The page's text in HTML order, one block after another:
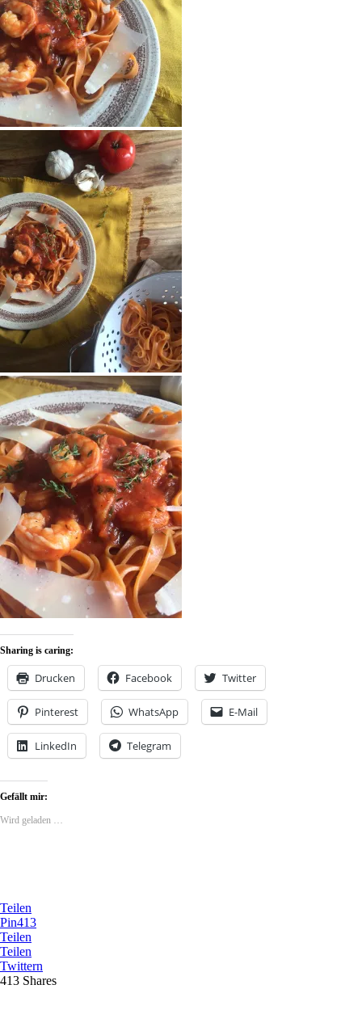
Sharing is caring:
Drucken Facebook Twitter
Pinterest WhatsApp E-Mail
LinkedIn Telegram
Gefällt mir:
Wird geladen …
Teilen
Pin413
Teilen
Teilen
Twittern
413 Shares